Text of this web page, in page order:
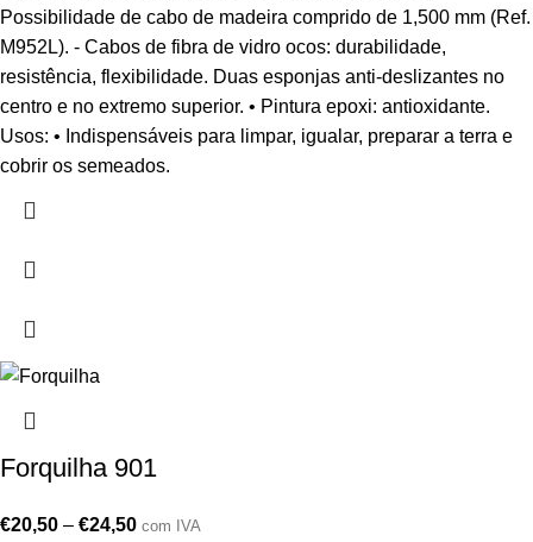
Possibilidade de cabo de madeira comprido de 1,500 mm (Ref.
M952L). - Cabos de fibra de vidro ocos: durabilidade,
resistência, flexibilidade. Duas esponjas anti-deslizantes no
centro e no extremo superior. • Pintura epoxi: antioxidante.
Usos: • Indispensáveis para limpar, igualar, preparar a terra e
cobrir os semeados.
Forquilha 901
€20,50 – €24,50 com IVA